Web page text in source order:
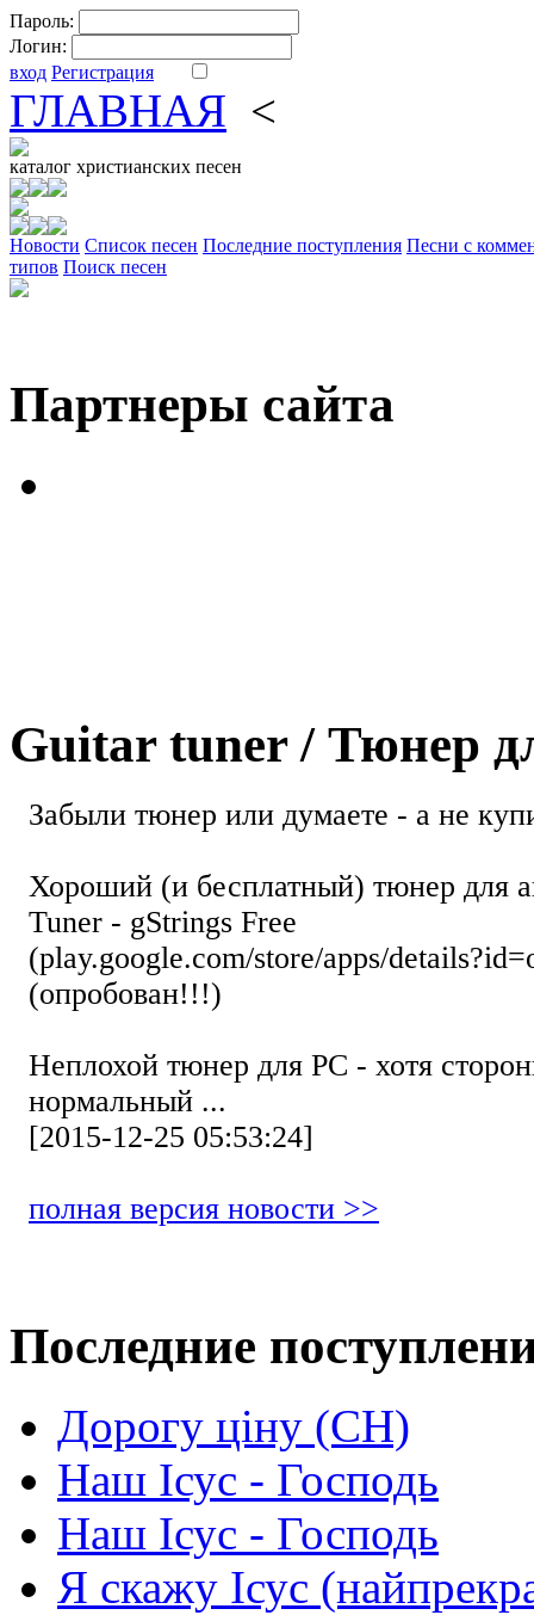
Пароль:
Логин:
вход Регистрация
ГЛАВНАЯ <
каталог христианских песен
Новости Cписок песен Последние поступления Песни с
типов Поиск песен
Партнеры сайта
Guitar tuner / Тюнер
Забыли тюнер или думаете - а не
Хороший (и бесплатный) тюнер для
Tuner - gStrings Free
(play.google.com/store/apps/
(опробован!!!)
Неплохой тюнер для РС - хотя
нормальный ...
[2015-12-25 05:53:24]
полная версия новости >>
Последние
Дорогу ціну (СН)
Наш Ісус - Господь
Наш Ісус - Господь
Я скажу Ісус